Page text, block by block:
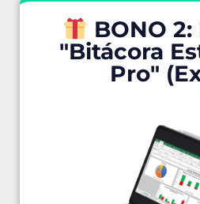
BONO
"Bitácora
Pro"